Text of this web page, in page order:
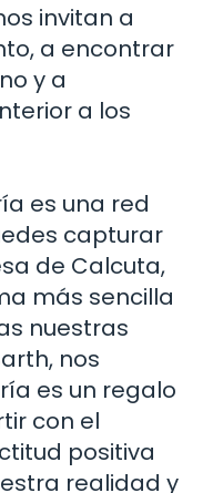
invitan a
a encontrar
y a
a los
es una red
capturar
de Calcuta,
más sencilla
nuestras
nos
es un regalo
con el
positiva
realidad y